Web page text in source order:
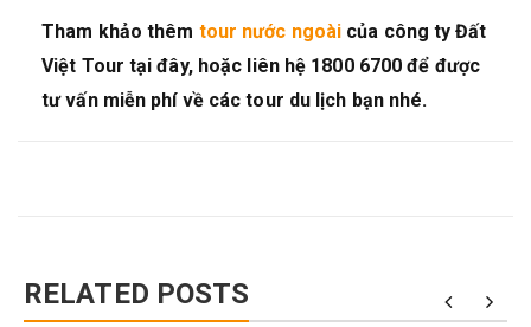
Tham khảo thêm tour nước ngoài của công ty Đất
Việt Tour tại đây, hoặc liên hệ 1800 6700 để được
tư vấn miễn phí về các tour du lịch bạn nhé.
RELATED POSTS